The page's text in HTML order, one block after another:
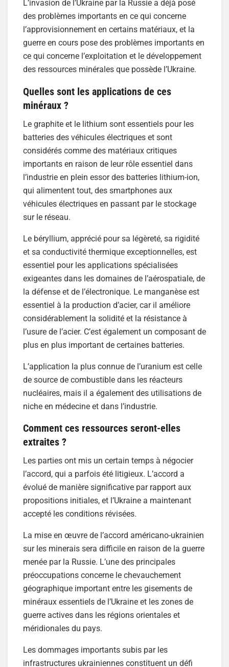
L’invasion de l’Ukraine par la Russie a déjà posé
des problèmes importants en ce qui concerne
l’approvisionnement en certains matériaux, et la
guerre en cours pose des problèmes importants en
ce qui concerne l’exploitation et le développement
des ressources minérales que possède l’Ukraine.
Quelles sont les applications de ces
minéraux ?
Le graphite et le lithium sont essentiels pour les
batteries des véhicules électriques et sont
considérés comme des matériaux critiques
importants en raison de leur rôle essentiel dans
l’industrie en plein essor des batteries lithium-ion,
qui alimentent tout, des smartphones aux
véhicules électriques en passant par le stockage
sur le réseau.
Le béryllium, apprécié pour sa légèreté, sa rigidité
et sa conductivité thermique exceptionnelles, est
essentiel pour les applications spécialisées
exigeantes dans les domaines de l’aérospatiale, de
la défense et de l’électronique. Le manganèse est
essentiel à la production d’acier, car il améliore
considérablement la solidité et la résistance à
l’usure de l’acier. C’est également un composant de
plus en plus important de certaines batteries.
L’application la plus connue de l’uranium est celle
de source de combustible dans les réacteurs
nucléaires, mais il a également des utilisations de
niche en médecine et dans l’industrie.
Comment ces ressources seront-elles
extraites ?
Les parties ont mis un certain temps à négocier
l’accord, qui a parfois été litigieux. L’accord a
évolué de manière significative par rapport aux
propositions initiales, et l’Ukraine a maintenant
accepté les conditions révisées.
La mise en œuvre de l’accord américano-ukrainien
sur les minerais sera difficile en raison de la guerre
menée par la Russie. L’une des principales
préoccupations concerne le chevauchement
géographique important entre les gisements de
minéraux essentiels de l’Ukraine et les zones de
guerre actives dans les régions orientales et
méridionales du pays.
Les dommages importants subis par les
infrastructures ukrainiennes constituent un défi